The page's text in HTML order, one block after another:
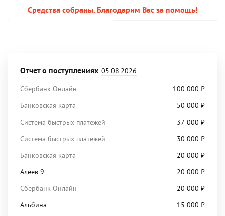
Средства собраны. Благодарим Вас за помощь!
Отчет о поступлениях 05.08.2026
Сбербанк Онлайн
100 000 ₽
Банковская карта
50 000 ₽
Система быстрых платежей
37 000 ₽
Система быстрых платежей
30 000 ₽
Банковская карта
20 000 ₽
Алеев 9.
20 000 ₽
Сбербанк Онлайн
20 000 ₽
Альбина
15 000 ₽